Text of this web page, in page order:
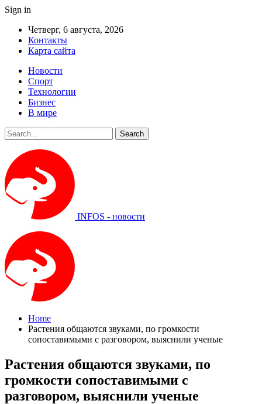
Sign in
Четверг, 6 августа, 2026
Контакты
Карта сайта
Новости
Спорт
Технологии
Бизнес
В мире
INFOS - новости
Home
Растения общаются звуками, по громкости
сопоставимыми с разговором, выяснили ученые
Растения общаются звуками, по
громкости сопоставимыми с
разговором, выяснили ученые